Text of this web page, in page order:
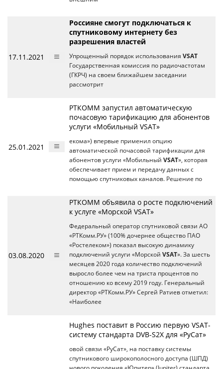
17.11.2021
Россияне смогут подключаться к
спутниковому интернету без
разрешения властей
Упрощенный порядок использования VSAT
Государственная комиссия по радиочастотам
(ГКРЧ) на своем ближайшем заседании
рассмотрит
25.01.2021
РТКОММ запустил автоматическую
почасовую тарификацию для абонентов
услуги «Мобильный VSAT»
екома») впервые применил опцию
автоматической почасовой тарификации для
абонентов услуги «Мобильный VSAT», которая
обеспечивает прием и передачу данных с
помощью спутниковых каналов. Решение по
03.08.2020
РТКОММ объявила о росте подключений
к услуге «Морской VSAT»
Федеральный оператор спутниковой связи АО
«РТКомм.РУ» (100% дочернее общество ПАО
«Ростелеком») показал высокую динамику
подключений услуги «Морской VSAT». За шесть
месяцев 2020 года количество подключений
выросло более чем на триста процентов по
отношению ко всему 2019 году. Генеральный
директор «РТКомм.РУ» Сергей Ратиев отметил:
«Наиболее
Hughes поставит в Россию первую VSAT-
систему стандарта DVB-S2X для «РуСат»
овой связи «РуСат», на поставку системы
спутникового широкополосного доступа (ШПД)